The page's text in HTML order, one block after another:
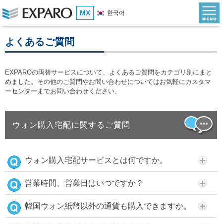
MX 한국어
よくあるご質問
EXPAROの両替サービスについて、よくあるご質問をカテゴリ別にまと
めました。その他のご質問やお問い合わせについてはお気軽にカスタマ
ーセンターまでお問い合わせください。
ウォン購入宅配に関するご質問
ウォン購入宅配サービスとは何ですか。
営業時間、営業日はいつですか？
韓国ウォン紙幣以外の通貨も購入できますか。